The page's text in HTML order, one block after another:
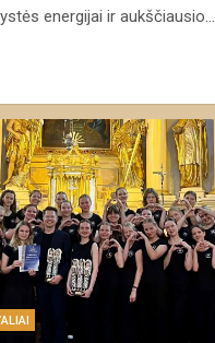
energijai ir aukščiausio…